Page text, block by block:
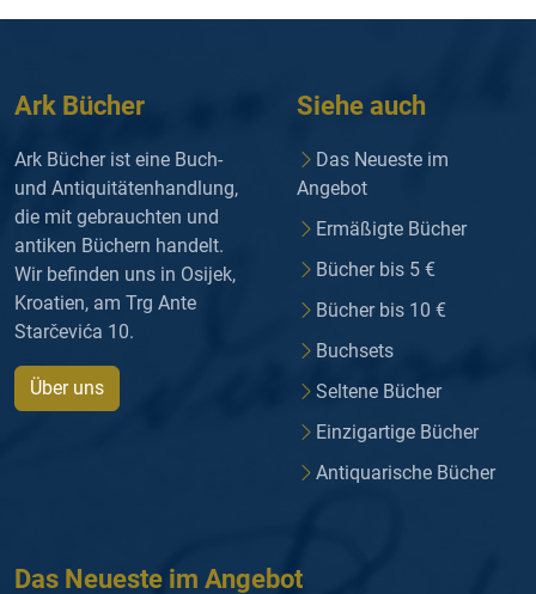
Ark Bücher
Ark Bücher ist eine Buch-
und Antiquitätenhandlung,
die mit gebrauchten und
antiken Büchern handelt.
Wir befinden uns in Osijek,
Kroatien, am Trg Ante
Starčevića 10.
Über uns
Siehe auch
Das Neueste im
Angebot
Ermäßigte Bücher
Bücher bis 5 €
Bücher bis 10 €
Buchsets
Seltene Bücher
Einzigartige Bücher
Antiquarische Bücher
Das Neueste im Angebot